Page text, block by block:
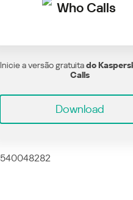
Who Calls
Inicie a versão gratuitado
Calls
Download